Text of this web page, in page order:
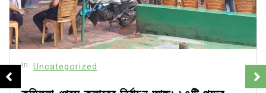
In Uncategorized